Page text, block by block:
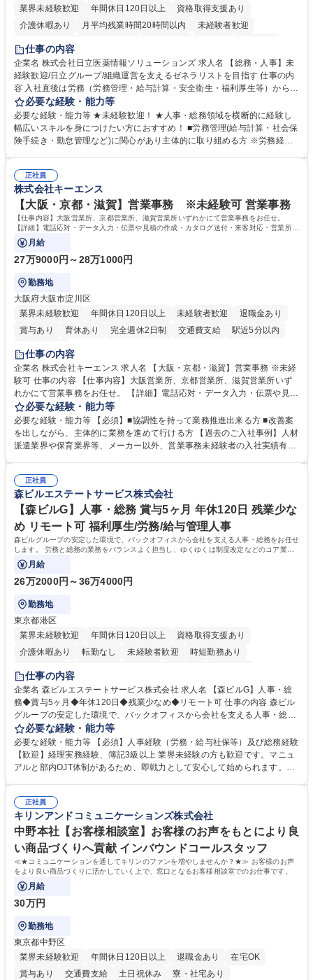
業界未経験歓迎
年間休日120日以上
資格取得支援あり
介護休暇あり
月平均残業時間20時間以内
未経験者歓迎
住宅手当あり
育休あり
完全週休2日制 交通費支給 土日祝休み 寮・社宅あり
仕事の内容
企業名 株式会社日立医薬情報ソリューションズ 求人名 【総務・人事】未
経験歓迎/日立グループ/組織運営を支えるゼネラリストを目指す 仕事の内
容 入社直後は労務（労務管理・給与計算・安全衛生・福利厚生等）からお
任せいたします。将来は総務・採用・教育業務へ守備範囲を広げ、組織運
営を支えるゼネラリストをめざせます。 ・初期業務：労働時間管理、給与
計算、社会保険対応、福利厚生管理、安全衛生、健康経営推進等をお任せ
します。ご経験に応じて、休職者管理など、幅広く経験を積んでいただき
幅広く経験を積みたい意欲がある方に最適な環境です。 募集職種 【総
務・人事】未経験歓迎/日立グループ/組織運営を支えるゼネラリストを目
指す
必要な経験・能力等
必要な経験・能力等 ★未経験歓迎！ ★人事・総務領域を横断的に経験し
幅広いスキルを身につけたい方におすすめ！ ■労務管理(給与計算・社会保
険手続き・勤怠管理など)に関心があり主体的に取り組める方 ※労務経験
のご経験 ■労務管理（給与計算・社会保険手続き・勤怠管理など）の経験
■衛生管理者の資格をお持ちの方 学歴・資格 学歴：大学院 大学 高専 短大
専修学校 高校 語学力： 資格：
正社員
株式会社キーエンス
【大阪・京都・滋賀】営業事務 ※未経験可 営業事務
【仕事内容】大阪営業所、京都営業所、滋賀営業所いずれかにて営業事務をお任せ。
【詳細】電話応対・データ入力・伝票や見積の作成・カタログ送付・来客対応・営業所内
で発生する事務業務や業務改善をお任せ。
月給
27万9000円～28万1000円
勤務地
大阪府大阪市淀川区
業界未経験歓迎
年間休日120日以上 未経験者歓迎
退職金あり
賞与あり
育休あり 完全週休2日制 交通費支給
駅近5分以内
土日祝休み
仕事の内容
企業名 株式会社キーエンス 求人名 【大阪・京都・滋賀】営業事務 ※未経
験可 仕事の内容 【仕事内容】大阪営業所、京都営業所、滋賀営業所いず
れかにて営業事務をお任せ。 【詳細】電話応対・データ入力・伝票や見積
の作成・カタログ送付・来客対応・営業所内で発生する事務業務や業務改
善をお任せ。 【教育制度】ご入社後、育成担当とペアになりながらOJTに
て業務を覚えていただくことが可能です。業務システムがきちんと構築さ
れているため、スムーズに仕事に慣れることができる環境です。また、
募集職種 【大阪・京都・滋賀】営業事務 ※未経験可
必要な経験・能力等
必要な経験・能力等 【必須】■協調性を持って業務推進出来る方 ■改善案
を出しながら、主体的に業務を進めて行ける方 【過去のご入社事例】人材
派遣業界や保育業界等、メーカー以外、営業事務未経験者の入社実績有
えて、お客様や社員の状況に合わせ、能動的なサポート、改善の動きも期
待され。組織を支えるスペシャリストとして、チームに貢献し、結果的に
社員から頼られる存在になることができます。平均19:30の退勤以降の業
務の持ち帰りも禁止されており、メリハリのある働き方となります。 学
歴・資格 学歴：大学院 大学 高専 短大 語学力： 資格：
正社員
森ビルエステートサービス株式会社
【森ビルG】人事・総務 賞与5ヶ月 年休120日 残業少な
め リモート可 福利厚生/労務/給与管理人事
森ビルグループの安定した環境で、バックオフィスから会社を支える人事・総務をお任せ
します。 労務と総務の業務をバランスよく担当し、ゆくゆくは制度改定などのコア業務
にも挑戦できる、やりがいある環境です。
月給
26万2000円～36万4000円
勤務地
東京都港区
業界未経験歓迎
年間休日120日以上
資格取得支援あり
介護休暇あり
転勤なし 未経験者歓迎
時短勤務あり
経験者歓迎
完全週休2日制
交通費支給 長期歓迎 駅近5分以内 土日祝休み
仕事の内容
企業名 森ビルエステートサービス株式会社 求人名 【森ビルG】人事・総
務◆賞与5ヶ月◆年休120日◆残業少なめ◆リモート可 仕事の内容 森ビル
グループの安定した環境で、バックオフィスから会社を支える人事・総務
をお任せします。 労務と総務の業務をバランスよく担当し、ゆくゆくは制
度改定などのコア業務にも挑戦できる、やりがいある環境です。 ■勤怠管
理、給与計算、社会保険手続き、年末調整等の労務管理全般 ■入退社手続
き、社内規定の改定や人事制度改定などのコア業務 ■社内イベントの企画
でも質問・相談できる環境が整っているため、安心して成長できます。 募
集職種 【森ビルG】人事・総務◆賞与5ヶ月◆年休120日◆残業少なめ◆
リモート可
必要な経験・能力等
必要な経験・能力等 【必須】人事経験（労務・給与社保等）及び総務経験
【歓迎】経理実務経験、簿記3級以上 業界未経験の方も歓迎です。マニュ
アルと部内OJT体制があるため、即戦力として安心して始められます。
務に挑戦できるため、自身の成長と組織への貢献度をダイレクトに実感で
きます。 残業少なめ、週1日リモート可など、ワークライフバランスを保
ち長期活躍できる環境です。 「これまでの幅広い経験を活かし、長期的な
キャリアを築きたい」という前向きな意欲と挑戦を全力で応援します。 学
歴・資格 学歴：大学院 大学 高専 短大 専修学校 高校 語学力： 資格：日商
簿記検定1級 日商簿記検定2級 日商簿記検定3級
正社員
キリンアンドコミュニケーションズ株式会社
中野本社【お客様相談室】お客様のお声をもとにより良
い商品づくりへ貢献 インバウンドコールスタッフ
≪★コミュニケーションを通してキリンのファンを増やしませんか？★≫ お客様のお声
をより良い商品づくりに活かしていく上で、窓口となるお客様相談室でのお仕事です。
月給
30万円
勤務地
東京都中野区
業界未経験歓迎
年間休日120日以上 退職金あり
在宅OK
賞与あり
交通費支給 土日祝休み 寮・社宅あり